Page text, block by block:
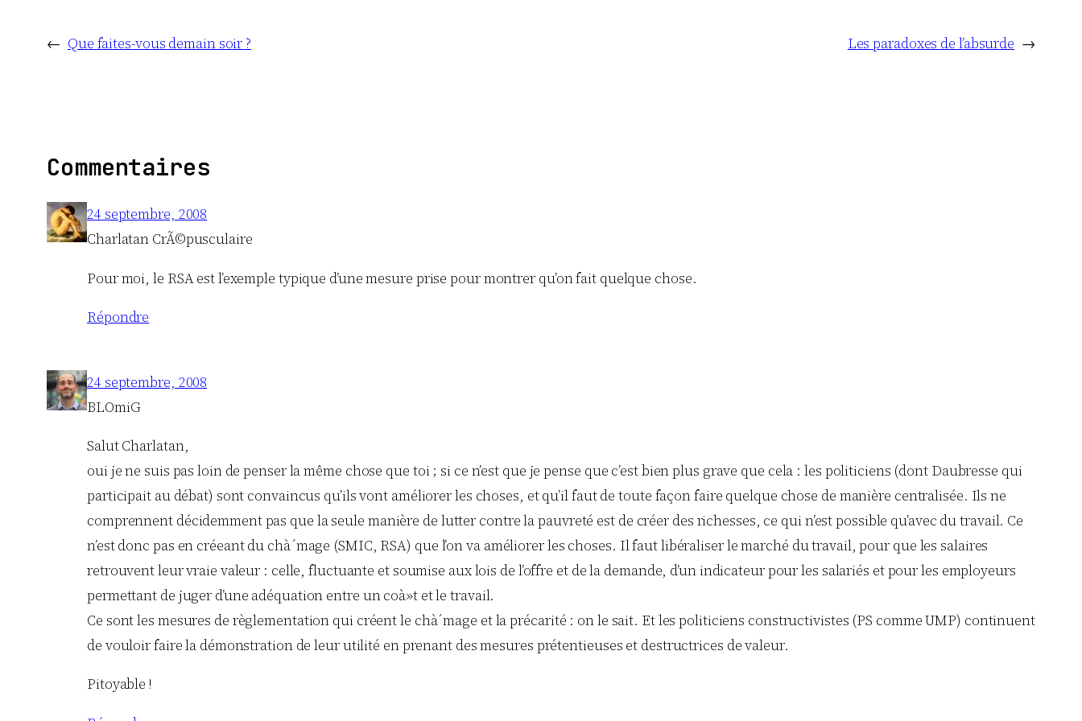
← Que faites-vous demain soir ? Les paradoxes de l’absurde →
Commentaires
24 septembre, 2008
Charlatan CrÃ©pusculaire
Pour moi, le RSA est l’exemple typique d’une mesure prise pour montrer qu’on fait quelque chose.
Répondre
24 septembre, 2008
BLOmiG
Salut Charlatan,
oui je ne suis pas loin de penser la même chose que toi ; si ce n’est que je pense que c’est bien plus grave que cela : les politiciens (dont Daubresse qui
participait au débat) sont convaincus qu’ils vont améliorer les choses, et qu’il faut de toute façon faire quelque chose de manière centralisée. Ils ne
comprennent décidemment pas que la seule manière de lutter contre la pauvreté est de créer des richesses, ce qui n’est possible qu’avec du travail. Ce
n’est donc pas en créeant du chà´mage (SMIC, RSA) que l’on va améliorer les choses. Il faut libéraliser le marché du travail, pour que les salaires
retrouvent leur vraie valeur : celle, fluctuante et soumise aux lois de l’offre et de la demande, d’un indicateur pour les salariés et pour les employeurs
permettant de juger d’une adéquation entre un coà»t et le travail.
Ce sont les mesures de règlementation qui créent le chà´mage et la précarité : on le sait. Et les politiciens constructivistes (PS comme UMP) continuent
de vouloir faire la démonstration de leur utilité en prenant des mesures prétentieuses et destructrices de valeur.
Pitoyable !